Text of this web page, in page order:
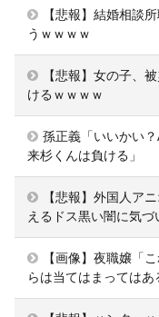
【悲報】結婚相談
うｗｗｗｗ
【悲報】女の子、
けるｗｗｗｗ
孫正義「いいかい
来杉くんは負ける」
【悲報】外国人ア
えるドス黒い闇に気づ
【画像】夜職嬢「
らは当てはまっては